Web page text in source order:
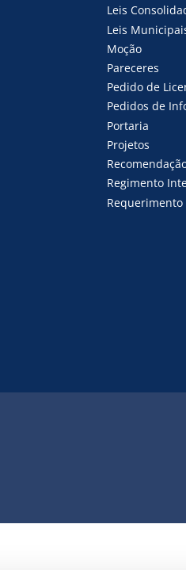
Leis
Leis
Moção
Pareceres
Pedido de
Pedidos de
Portaria
Projetos
Regimento
Requerimento